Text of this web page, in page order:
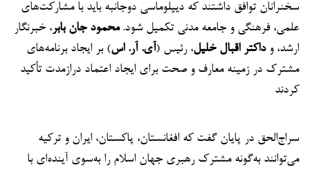
سخنرانان توافق داشتند که دیپلوماسی دوجانبه باید با مشارکت‌های
علمی، فرهنگی و جامعه مدنی تکمیل شود.محمود جان بابر، خبرنگار
ارشد، وداکتر اقبال خلیل، رئیس (آی. آر. اس) بر ایجاد برنامه‌های
مشترک در زمینه معارف و صحت برای ایجاد اعتماد درازمدت تأکید
کردند
سراج‌الحق در پایان گفت که افغانستان، پاکستان، ایران و ترکیه
می‌توانند به‌گونه مشترک رهبری جهان اسلام را به‌سوی آینده‌ای با